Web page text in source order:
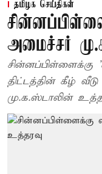
தமிழக செய்திகள்
அமைச்சர்
திட்டத்தின் கீழ்
மு.க.ஸ்டாலின்